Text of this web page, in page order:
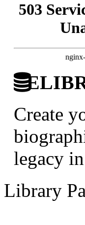
503
Create
legacy
Library